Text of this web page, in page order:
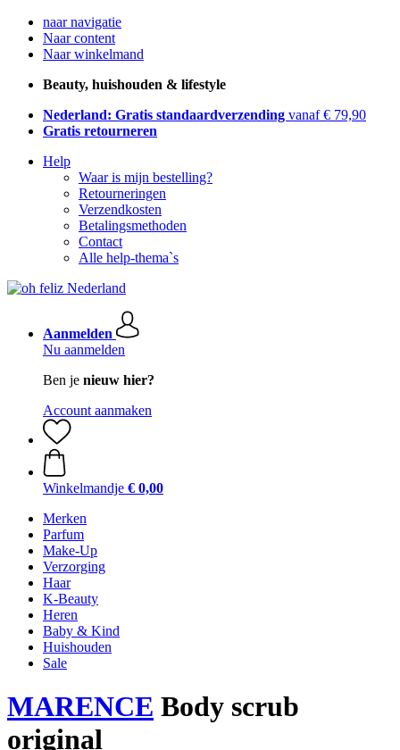
naar navigatie
Naar content
Naar winkelmand
Beauty, huishouden & lifestyle
Nederland: Gratis standaardverzending vanaf € 79,90
Gratis retourneren
Help
Waar is mijn bestelling?
Retourneringen
Verzendkosten
Betalingsmethoden
Contact
Alle help-thema`s
Aanmelden
Nu aanmelden
Ben je nieuw hier?
Account aanmaken
Winkelmandje € 0,00
Merken
Parfum
Make-Up
Verzorging
Haar
K-Beauty
Heren
Baby & Kind
Huishouden
Sale
MARENCE Body scrub
original